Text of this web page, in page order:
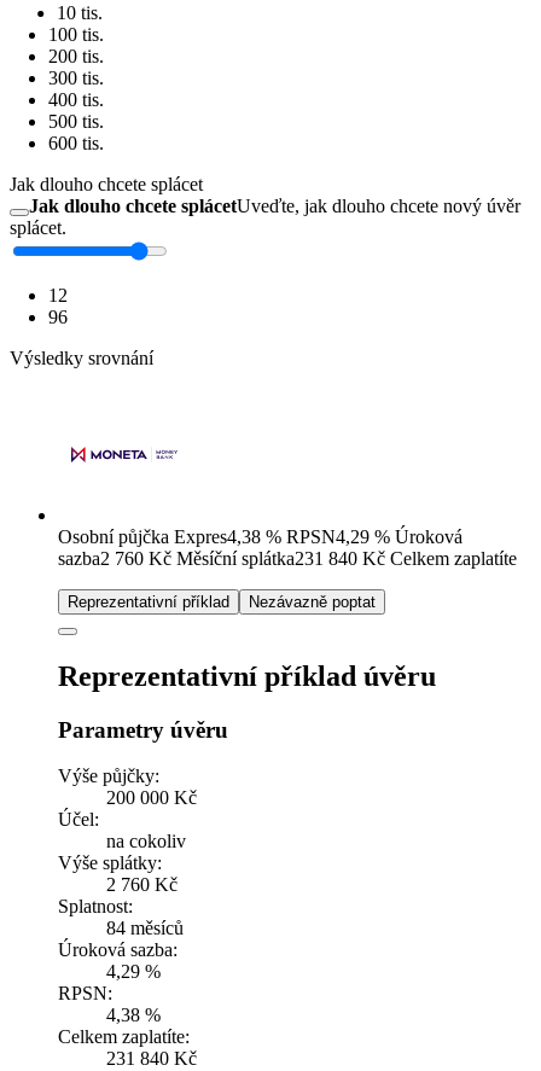
10 tis.
100 tis.
200 tis.
300 tis.
400 tis.
500 tis.
600 tis.
Jak dlouho chcete splácet
Jak dlouho chcete splácetUveďte, jak dlouho chcete nový úvěr
splácet.
12
96
Výsledky srovnání
Osobní půjčka Expres4,38 % RPSN4,29 % Úroková
sazba2 760 Kč Měsíční splátka231 840 Kč Celkem zaplatíte
Reprezentativní příklad Nezávazně poptat
Reprezentativní příklad úvěru
Parametry úvěru
Výše půjčky:
200 000 Kč
Účel:
na cokoliv
Výše splátky:
2 760 Kč
Splatnost:
84 měsíců
Úroková sazba:
4,29 %
RPSN:
4,38 %
Celkem zaplatíte:
231 840 Kč